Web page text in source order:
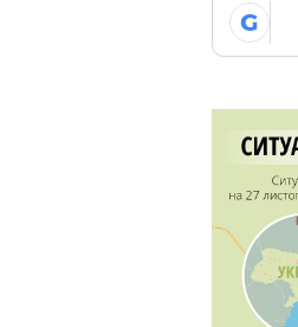
G